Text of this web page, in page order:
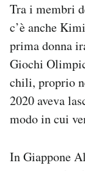
Tra i membri
c’è anche
prima donna
Giochi
chili, proprio
2020 aveva
modo in cui
In Giappone